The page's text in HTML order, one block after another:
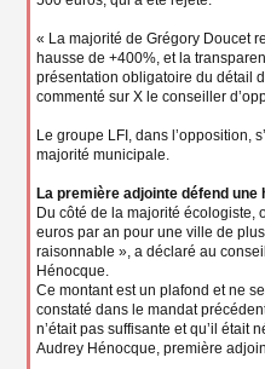
« La majorité de Grégory Doucet
hausse de +400%, et la
présentation obligatoire du détail
commenté sur X le conseiller
Le groupe LFI, dans l’opposition,
majorité municipale.
La première adjointe défend une
Du côté de la majorité écologiste,
euros par an pour une ville de
raisonnable », a déclaré au
Hénocque.
Ce montant est un plafond et ne
constaté dans le mandat
n’était pas suffisante et qu’il était
Audrey Hénocque, première